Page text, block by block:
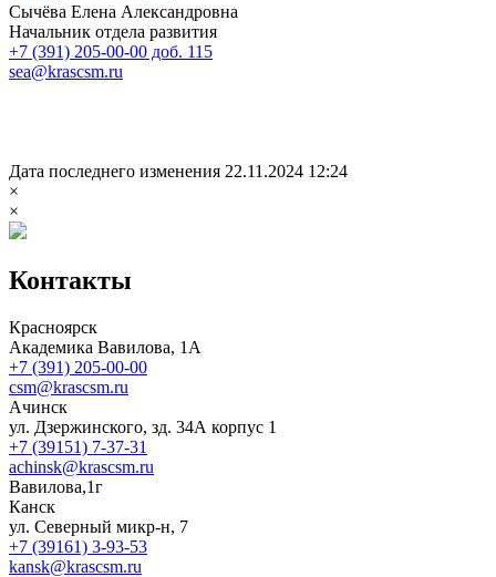
Сычёва Елена Александровна
Начальник отдела развития
+7 (391) 205-00-00 доб. 115
sea@krascsm.ru
Дата последнего изменения 22.11.2024 12:24
×
×
Контакты
Красноярск
Академика Вавилова, 1А
+7 (391) 205-00-00
csm@krascsm.ru
Ачинск
ул. Дзержинского, зд. 34А корпус 1
+7 (39151) 7-37-31
achinsk@krascsm.ru
Вавилова,1г
Канск
ул. Северный микр-н, 7
+7 (39161) 3-93-53
kansk@krascsm.ru